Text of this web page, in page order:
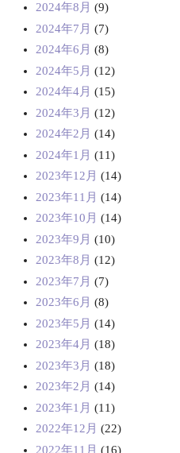
2024年8月 (9)
2024年7月 (7)
2024年6月 (8)
2024年5月 (12)
2024年4月 (15)
2024年3月 (12)
2024年2月 (14)
2024年1月 (11)
2023年12月 (14)
2023年11月 (14)
2023年10月 (14)
2023年9月 (10)
2023年8月 (12)
2023年7月 (7)
2023年6月 (8)
2023年5月 (14)
2023年4月 (18)
2023年3月 (18)
2023年2月 (14)
2023年1月 (11)
2022年12月 (22)
2022年11月 (16)